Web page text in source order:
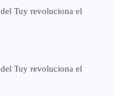
Tuy revoluciona el
Tuy revoluciona el